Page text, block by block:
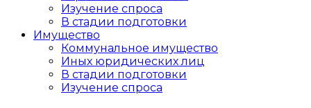
Изучение спроса
В стадии подготовки
Имущество
Коммунальное имущество
Иных юридических лиц
В стадии подготовки
Изучение спроса